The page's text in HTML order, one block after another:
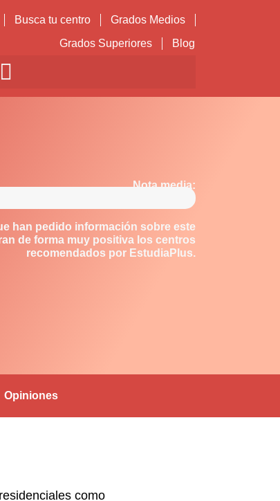
Busca tu centro
Grados Medios
Grados Superiores
Blog
Nota media:
han pedido información sobre este
de forma muy positiva los centros
recomendados por EstudiaPlus.
Opiniones
como